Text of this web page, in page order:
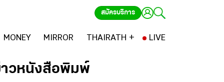
สมัครบริการ
MONEY MIRROR THAIRATH + LIVE
วหนังสือพิมพ์